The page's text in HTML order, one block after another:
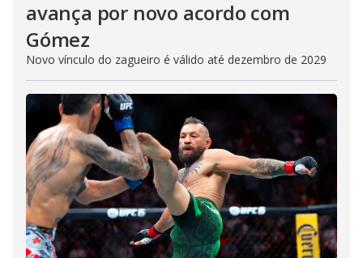
avança por novo acordo com
Gómez
Novo vínculo do zagueiro é válido até dezembro de 2029